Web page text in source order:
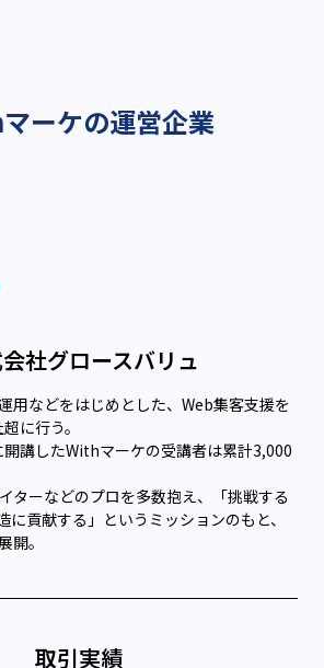
ーケの運営企業
社グロースバリュ
用などをはじめとした、Web集客支援を
に行う。
講したWithマーケの受講者は累計3,000
ターなどのプロを多数抱え、「挑戦する
に貢献する」というミッションのもと、
開。
取引実績